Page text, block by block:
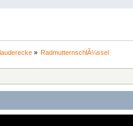
» RadmutternschlÃ¼ssel